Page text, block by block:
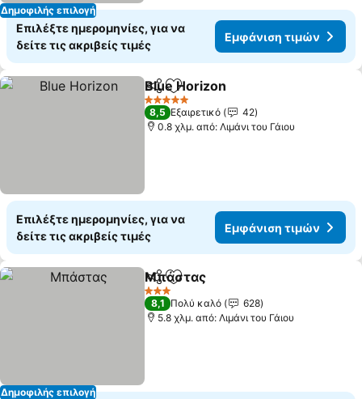
Δημοφιλής επιλογή
Επιλέξτε ημερομηνίες, για να
δείτε τις ακριβείς τιμές
Εμφάνιση τιμών
Κοινοποίηση
Προσθήκη στα αγαπημένα
Blue Horizon
5 Αστέρια
8,5 Εξαιρετικό
42
0.8 χλμ. από: Λιμάνι του Γάιου
Επιλέξτε ημερομηνίες, για να
δείτε τις ακριβείς τιμές
Εμφάνιση τιμών
Δημοφιλής επιλογή
Κοινοποίηση
Προσθήκη στα αγαπημένα
Μπάστας
3 Αστέρια
8,1 Πολύ καλό
628
5.8 χλμ. από: Λιμάνι του Γάιου